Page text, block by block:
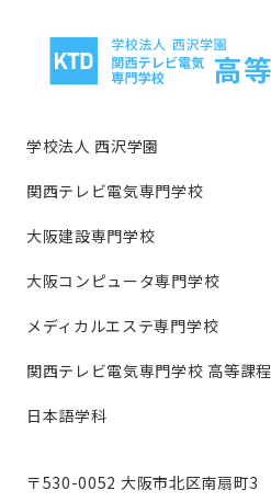
学校法人 西沢学園
関西テレビ電気専門学校
大阪建設専門学校
大阪コンピュータ専門学校
メディカルエステ専門学校
関西テレビ電気専門学校 高等課程
日本語学科
〒530-0052 大阪市北区南扇町3